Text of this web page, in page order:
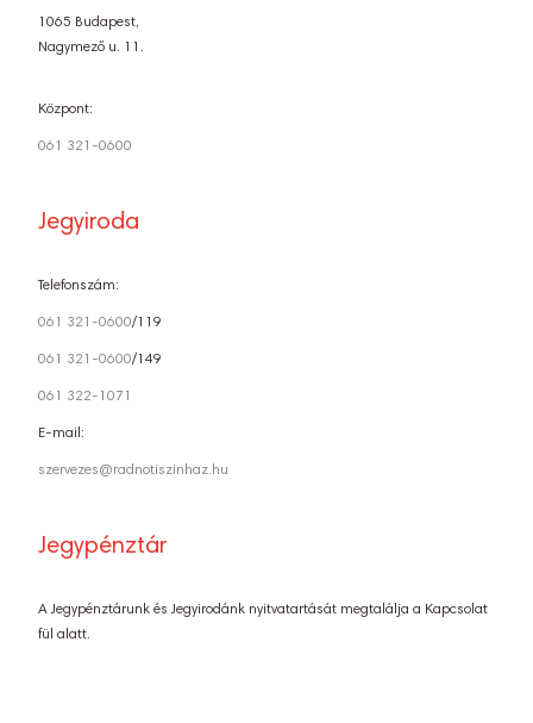
1065 Budapest,
Nagymező u. 11.
Központ:
061 321-0600
Jegyiroda
Telefonszám:
061 321-0600/119
061 321-0600/149
061 322-1071
E-mail:
szervezes@radnotiszinhaz.hu
Jegypénztár
A Jegypénztárunk és Jegyirodánk nyitvatartását megtalálja a Kapcsolat
fül alatt.